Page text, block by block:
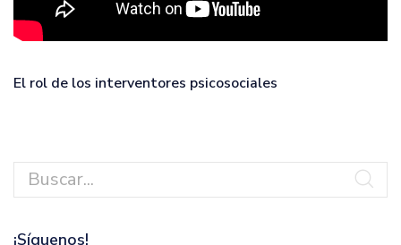
El rol de los interventores psicosociales
¡Síguenos!